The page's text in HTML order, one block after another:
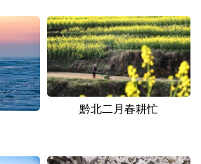
黔北二月春耕忙